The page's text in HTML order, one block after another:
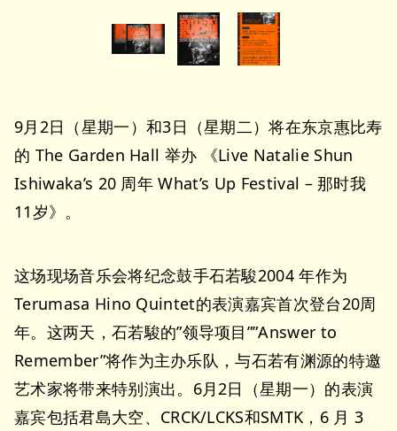
9月2日（星期一）和3日（星期二）将在东京惠比寿
的 The Garden Hall 举办 《Live Natalie Shun
Ishiwaka’s 20 周年 What’s Up Festival – 那时我
11岁》。
这场现场音乐会将纪念鼓手石若駿2004 年作为
Terumasa Hino Quintet的表演嘉宾首次登台20周
年。这两天，石若駿的”领导项目””Answer to
Remember”将作为主办乐队，与石若有渊源的特邀
艺术家将带来特别演出。6月2日（星期一）的表演
嘉宾包括君島大空、CRCK/LCKS和SMTK，6 月 3